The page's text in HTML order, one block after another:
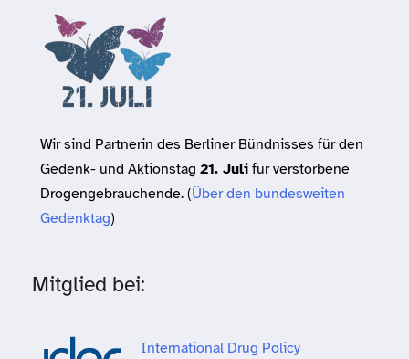
Wir sind Partnerin des Berliner Bündnisses für den
Gedenk- und Aktionstag 21. Julifür verstorbene
Drogengebrauchende. (Über den bundesweiten
Gedenktag)
Mitglied bei:
International Drug Policy